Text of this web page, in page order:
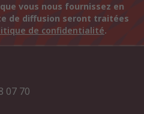
vous nous fournissez en
de diffusion seront traitées
de confidentialité.
07 70